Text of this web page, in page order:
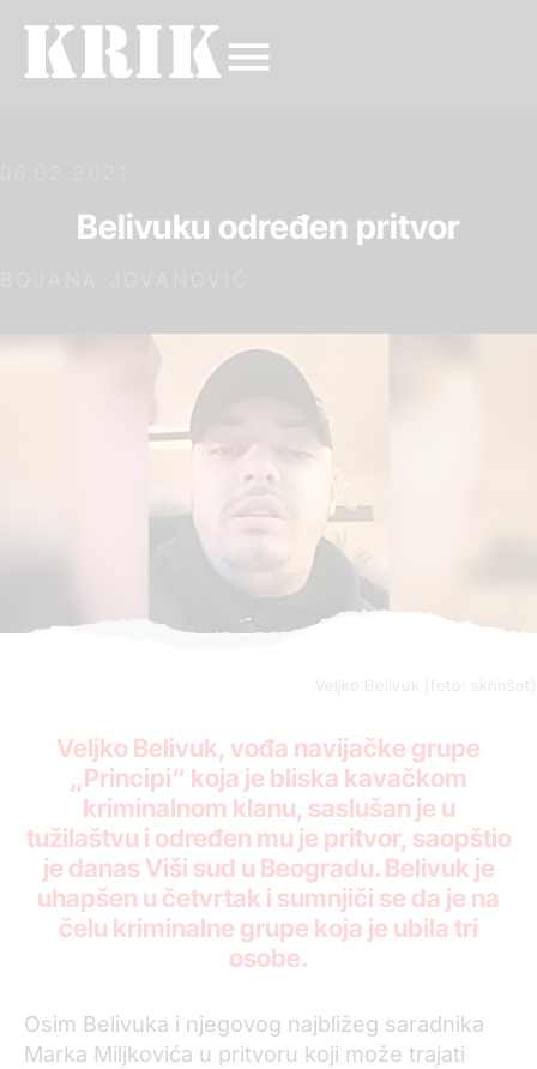
06.02.2021.
Belivuku određen pritvor
Veljko Belivuk (foto: skrinšot)
Veljko Belivuk, vođa navijačke grupe
„Principi“ koja je bliska kavačkom
kriminalnom klanu, saslušan je u
tužilaštvu i određen mu je pritvor, saopštio
je danas Viši sud u Beogradu. Belivuk je
uhapšen u četvrtak i sumnjiči se da je na
čelu kriminalne grupe koja je ubila tri
osobe.
Osim Belivuka i njegovog najbližeg saradnika
Marka Miljkovića u pritvoru koji može trajati